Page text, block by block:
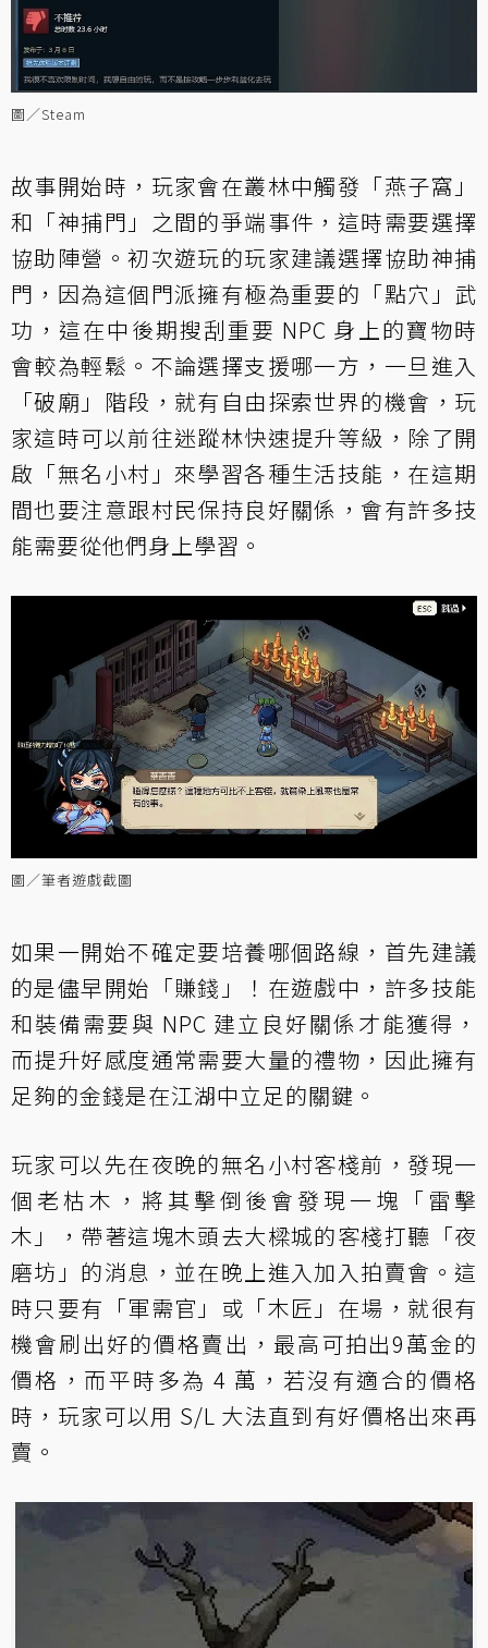
圖／Steam
故事開始時，玩家會在叢林中觸發「燕子窩」
和「神捕門」之間的爭端事件，這時需要選擇
協助陣營。初次遊玩的玩家建議選擇協助神捕
門，因為這個門派擁有極為重要的「點穴」武
功，這在中後期搜刮重要 NPC 身上的寶物時
會較為輕鬆。不論選擇支援哪一方，一旦進入
「破廟」階段，就有自由探索世界的機會，玩
家這時可以前往迷蹤林快速提升等級，除了開
啟「無名小村」來學習各種生活技能，在這期
間也要注意跟村民保持良好關係，會有許多技
能需要從他們身上學習。
圖／筆者遊戲截圖
如果一開始不確定要培養哪個路線，首先建議
的是儘早開始「賺錢」！在遊戲中，許多技能
和裝備需要與 NPC 建立良好關係才能獲得，
而提升好感度通常需要大量的禮物，因此擁有
足夠的金錢是在江湖中立足的關鍵。
玩家可以先在夜晚的無名小村客棧前，發現一
個老枯木，將其擊倒後會發現一塊「雷擊
木」，帶著這塊木頭去大樑城的客棧打聽「夜
磨坊」的消息，並在晚上進入加入拍賣會。這
時只要有「軍需官」或「木匠」在場，就很有
機會刷出好的價格賣出，最高可拍出9萬金的
價格，而平時多為 4 萬，若沒有適合的價格
時，玩家可以用 S/L 大法直到有好價格出來再
賣。